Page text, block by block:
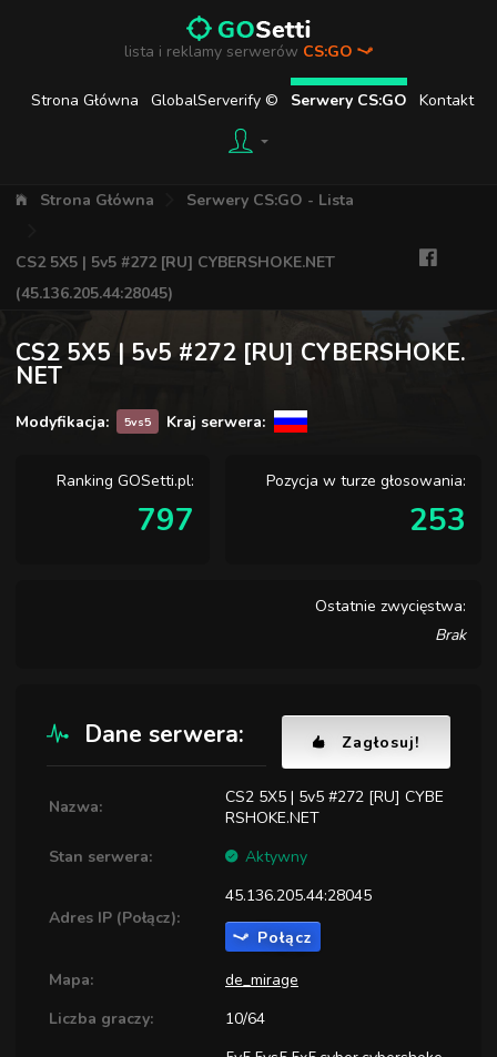
lista i reklamy serwerów CS:GO
Strona Główna GlobalServerify © Serwery CS:GO Kontakt
Strona Główna Serwery CS:GO - Lista
CS2 5X5 | 5v5 #272 [RU] CYBERSHOKE.NET
(45.136.205.44:28045)
CS2 5X5 | 5v5 #272 [RU] CYBERSHOKE.
NET
Modyfikacja: 5vs5 Kraj serwera:
Ranking GOSetti.pl:
797
Pozycja w turze głosowania:
253
Ostatnie zwycięstwa:
Brak
Dane serwera: Zagłosuj!
Nazwa:
CS2 5X5 | 5v5 #272 [RU] CYBE
RSHOKE.NET
Stan serwera:
Aktywny
Adres IP (Połącz):
45.136.205.44:28045
Połącz
Mapa:
de_mirage
Liczba graczy:
10/64